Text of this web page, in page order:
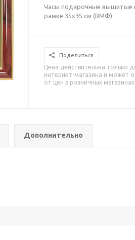
Часы подарочные вышитые
рамке 35х35 см (ВМФ)
Поделиться
Цена действительна только
интернет-магазина и может
от цен в розничных магазинах
Дополнительно